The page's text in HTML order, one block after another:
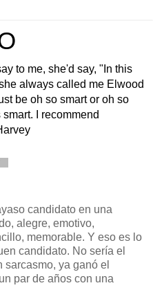
to me, she'd say, "In this
always called me Elwood
be oh so smart or oh so
I recommend
candidato en una
alegre, emotivo,
memorable. Y eso es lo
candidato. No sería el
sarcasmo, ya ganó el
par de años con una